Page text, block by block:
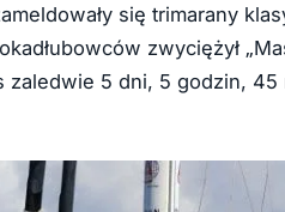
się trimarany
zwyciężył
5 dni, 5 godzin, 45